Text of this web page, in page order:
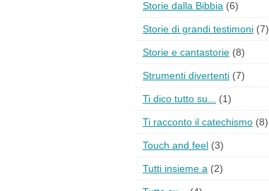
Storie dalla Bibbia (6)
Storie di grandi testimoni (7)
Storie e cantastorie (8)
Strumenti divertenti (7)
Ti dico tutto su... (1)
Ti racconto il catechismo (8)
Touch and feel (3)
Tutti insieme a (2)